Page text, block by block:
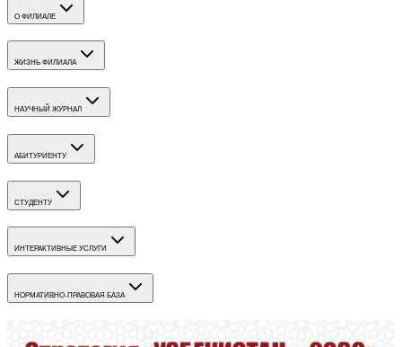
О ФИЛИАЛЕ
ЖИЗНЬ ФИЛИАЛА
НАУЧНЫЙ ЖУРНАЛ
АБИТУРИЕНТУ
СТУДЕНТУ
ИНТЕРАКТИВНЫЕ УСЛУГИ
НОРМАТИВНО-ПРАВОВАЯ БАЗА